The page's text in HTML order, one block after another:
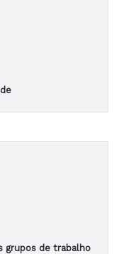
grupos de trabalho